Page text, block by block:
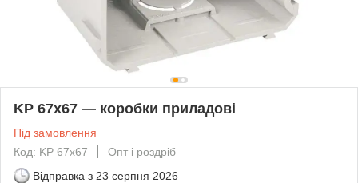
KP 67х67 — коробки приладові
Під замовлення
Код: KP 67х67
Опт і роздріб
Відправка з 23 серпня 2026